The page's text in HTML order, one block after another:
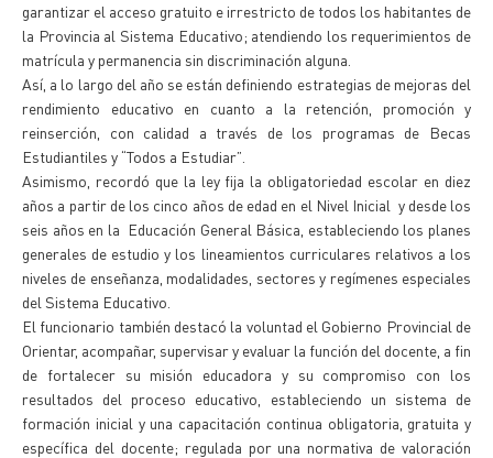
garantizar el acceso gratuito e irrestricto de todos los habitantes de
la Provincia al Sistema Educativo; atendiendo los requerimientos de
matrícula y permanencia sin discriminación alguna.
Así, a lo largo del año se están definiendo estrategias de mejoras del
rendimiento educativo en cuanto a la retención, promoción y
reinserción, con calidad a través de los programas de Becas
Estudiantiles y “Todos a Estudiar”.
Asimismo, recordó que la ley fija la obligatoriedad escolar en diez
años a partir de los cinco años de edad en el Nivel Inicial y desde los
seis años en la Educación General Básica, estableciendo los planes
generales de estudio y los lineamientos curriculares relativos a los
niveles de enseñanza, modalidades, sectores y regímenes especiales
del Sistema Educativo.
El funcionario también destacó la voluntad el Gobierno Provincial de
Orientar, acompañar, supervisar y evaluar la función del docente, a fin
de fortalecer su misión educadora y su compromiso con los
resultados del proceso educativo, estableciendo un sistema de
formación inicial y una capacitación continua obligatoria, gratuita y
específica del docente; regulada por una normativa de valoración